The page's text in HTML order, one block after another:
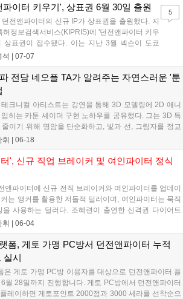
서 확인 가능하다....
파이터 키우기', 상표권 6월 30일 출원
전앤파이터의 신규 IP가 상표권을 출원했다. 지
허정보검색서비스(KIPRIS)에 '던전앤파이터 키우
상표권이 접수됐다. 이는 지난 3월 넥슨이 도쿄
신규 던전앤파이터 프랜차이즈다. 나아가 네오
석 07-07
5
전담 네오플 TA가 알려주는 자연스러운 '툰
크니컬 아티스트는 강연을 통해 3D 모델링에 2D 애니
히는 카툰 셰이더 구현 노하우를 공유했다. 그는 3D 특
이기 위해 명암을 단순화하고, 빛과 선, 그림자를 정교
술을 소개했다. 특히 DCC 툴과 언리얼 엔진 간의 셰이
트가 얼굴 노멀맵을 직접 그리는 환경을 제공하고 배경
할 계획이다....
휘 06-18
', 신규 직업 브레이커 및 여인파이터 정식
앤파이터에 신규 전직 브레이커와 여인파이터를 업데이
는 앵커를 활용한 저돌적 딜러이며, 여인파이터는 묵직
을 사용하는 딜러다. 조혜련이 출연한 신격권 다이어트
제다. 8월 27일까지는 썸머 페스티벌이 열리며 12강 무
이지에서 확인할 수 있다....
휘 06-04
폼, 게토 가맹 PC방서 던전앤파이터 누적
실시
은 게토 가맹 PC방 이용자를 대상으로 던전앤파이터 플
월 28일까지 진행합니다. 게토 PC방에서 던전앤파이터
레이하면 게토포인트 2000점과 3000 세라를 선착순으